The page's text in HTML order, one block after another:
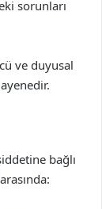
sorunları
ve duyusal
bağlı